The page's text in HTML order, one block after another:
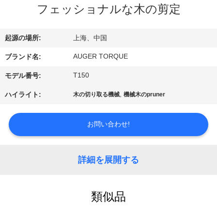
達
に
つ
い
フェッショナルな木の剪定
起源の場所: 上海、中国
ブランド名: AUGER TORQUE
モデル番号: T150
ハイライト: 木の切り取る機械,機械木のpruner
お問い合わせ!
詳細を展開する
類似品